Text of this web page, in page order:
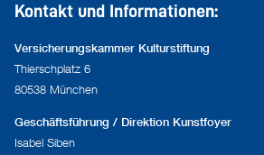
Kontakt und Informationen:
Versicherungskammer Kulturstiftung
Thierschplatz 6
80538 München
Geschäftsführung / Direktion Kunstfoyer
Isabel Siben